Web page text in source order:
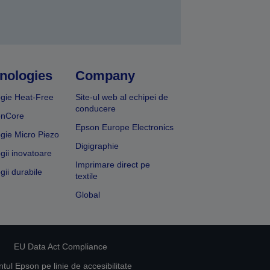
Heat-Free
Micro Piezo
inovatoare
durabile
Company
Site-ul web al echipei de
conducere
Epson Europe Electronics
Digigraphie
Imprimare direct pe
textile
Global
EU Data Act Compliance
Epson pe linie de accesibilitate